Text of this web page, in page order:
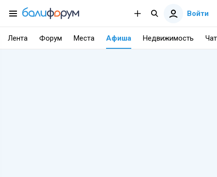
Войти
Лента Форум Места Афиша Недвижимость Чат